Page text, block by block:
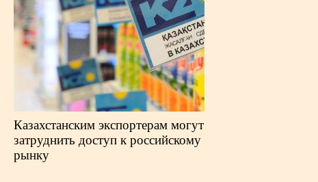
Казахстанским экспортерам могут
затруднить доступ к российскому
рынку